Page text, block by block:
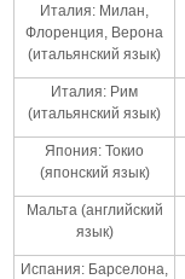
Италия: Милан,
Флоренция, Верона
(итальянский язык)
Италия: Рим
(итальянский язык)
Япония: Токио
(японский язык)
Мальта (английский
язык)
Испания: Барселона,